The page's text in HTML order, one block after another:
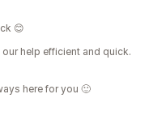
😊
help efficient and quick.
here for you 🙂